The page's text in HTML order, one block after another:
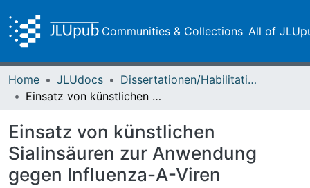
Communities & Collections All of
Home JLUdocs
Dissertationen/Habilitationen
Einsatz von künstlichen Sialinsäuren zur Anwendung gegen Influenza-A-Viren
Einsatz von künstlichen
Sialinsäuren zur Anwendung
gegen Influenza-A-Viren